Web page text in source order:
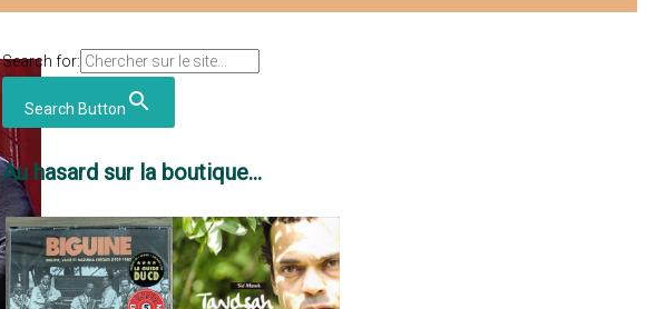
Search for:
Search Button
Au hasard sur la boutique...